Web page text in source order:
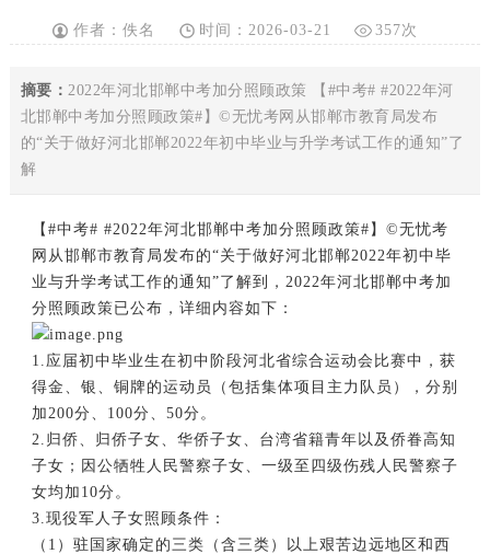
作者：佚名 时间：2026-03-21 357次
摘要： 2022年河北邯郸中考加分照顾政策 【#中考# #2022年河
北邯郸中考加分照顾政策#】©无忧考网从邯郸市教育局发布
的“关于做好河北邯郸2022年初中毕业与升学考试工作的通知”了
解
【#中考# #2022年河北邯郸中考加分照顾政策#】©无忧考
网从邯郸市教育局发布的“关于做好河北邯郸2022年初中毕
业与升学考试工作的通知”了解到，2022年河北邯郸中考加
分照顾政策已公布，详细内容如下：
1.应届初中毕业生在初中阶段河北省综合运动会比赛中，获
得金、银、铜牌的运动员（包括集体项目主力队员），分别
加200分、100分、50分。
2.归侨、归侨子女、华侨子女、台湾省籍青年以及侨眷高知
子女；因公牺牲人民警察子女、一级至四级伤残人民警察子
女均加10分。
3.现役军人子女照顾条件：
（1）驻国家确定的三类（含三类）以上艰苦边远地区和西